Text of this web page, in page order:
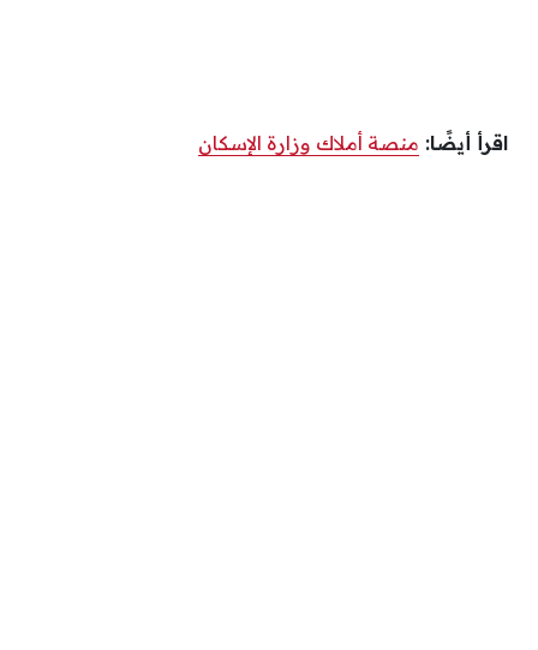
اقرأ أيضًا: منصة أملاك وزارة الإسكان